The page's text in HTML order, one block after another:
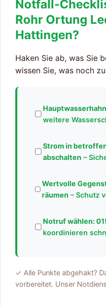
Notfall-
Rohr Ortung
Hattingen?
Haken Sie ab, was Sie
wissen Sie, was noch
weitere
Strom in
abschalten –
Wertvolle
räumen – Schutz
Notruf wählen:
koordinieren
✓ Alle Punkte abgehakt?
vorbereitet. Unser